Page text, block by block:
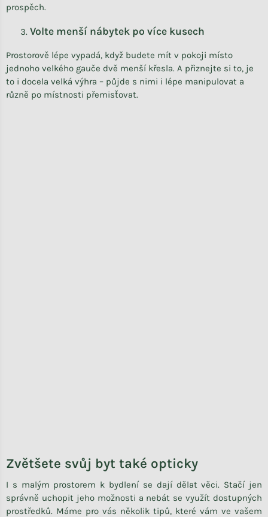
prospěch.
Volte menší nábytek po více kusech
Prostorově lépe vypadá, když budete mít v pokoji místo
jednoho velkého gauče dvě menší křesla. A přiznejte si to, je
to i docela velká výhra – půjde s nimi i lépe manipulovat a
různě po místnosti přemisťovat.
Zvětšete svůj byt také opticky
I s malým prostorem k bydlení se dají dělat věci. Stačí jen
správně uchopit jeho možnosti a nebát se využít dostupných
prostředků. Máme pro vás několik tipů, které vám ve vašem